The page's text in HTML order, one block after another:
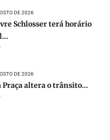
DE 2026
Schlosser terá horário
DE 2026
Praça altera o trânsito...